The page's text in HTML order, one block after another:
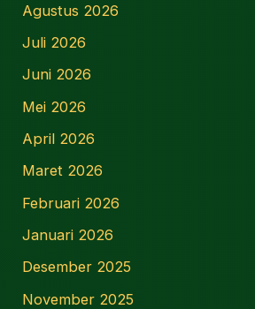
Agustus 2026
Juli 2026
Juni 2026
Mei 2026
April 2026
Maret 2026
Februari 2026
Januari 2026
Desember 2025
November 2025